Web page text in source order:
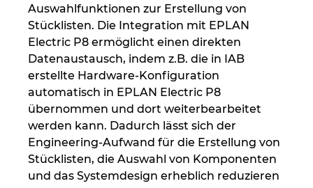
Auswahlfunktionen zur Erstellung von
Stücklisten. Die Integration mit EPLAN
Electric P8 ermöglicht einen direkten
Datenaustausch, indem z.B. die in IAB
erstellte Hardware-Konfiguration
automatisch in EPLAN Electric P8
übernommen und dort weiterbearbeitet
werden kann. Dadurch lässt sich der
Engineering-Aufwand für die Erstellung von
Stücklisten, die Auswahl von Komponenten
und das Systemdesign erheblich reduzieren
Portugal
Rumänien
Schweden
Schweiz
Serbien